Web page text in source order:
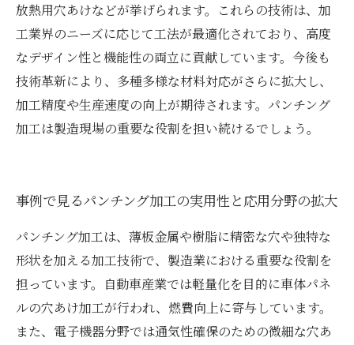
放熱用穴あけなどが挙げられます。これらの技術は、加
工業界のニーズに応じて工法が最適化されており、高度
なデザイン性と機能性の両立に貢献しています。今後も
技術革新により、多種多様な材料対応がさらに拡大し、
加工精度や生産速度の向上が期待されます。パンチング
加工は製造現場の重要な役割を担い続けるでしょう。
事例で見るパンチング加工の実用性と応用分野の拡大
パンチング加工は、薄板金属や樹脂に精密な穴や独特な
形状を加える加工技術で、製造業における重要な役割を
担っています。自動車産業では軽量化を目的に車体パネ
ルの穴あけ加工が行われ、燃費向上に寄与しています。
また、電子機器分野では通気性確保のための微細な穴あ